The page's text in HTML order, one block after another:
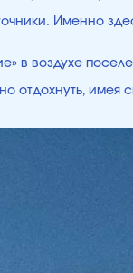
Именно
в воздухе
отдохнуть, имея